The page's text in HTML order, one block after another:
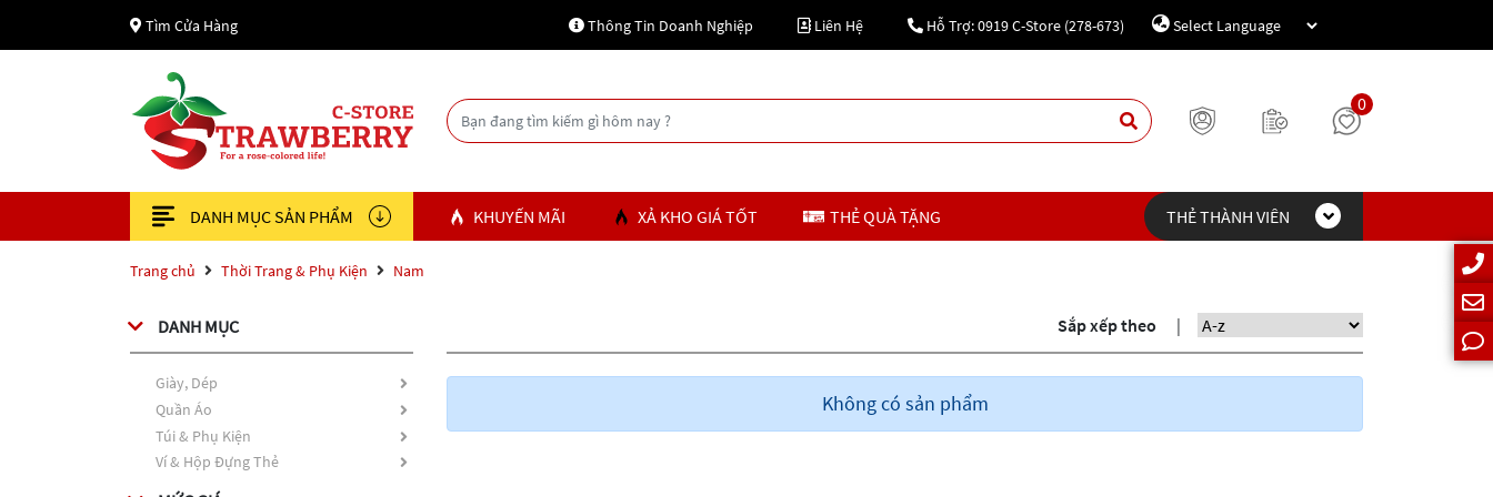
Tìm Cửa Hàng Thông Tin Doanh Nghiệp Liên Hệ Hỗ Trợ: 0919 C-Store (278-673)
0
DANH MỤC SẢN PHẨM KHUYẾN MÃI XẢ KHO GIÁ TỐT THẺ QUÀ TẶNG THẺ THÀNH VIÊN
Trang chủ Thời Trang & Phụ Kiện Nam
DANH MỤC
Giày, Dép
Quần Áo
Túi & Phụ Kiện
Ví & Hộp Đựng Thẻ
Sắp xếp theo |
Không có sản phẩm